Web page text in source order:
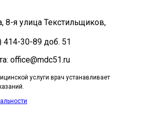
​8-я улица Текстильщиков,
414-30-89 доб. 51
office@mdc51.ru
услуги врач устанавливает